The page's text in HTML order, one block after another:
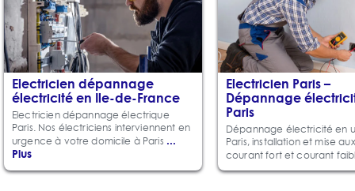
Electricien dépannage
électricité en Ile-de-France
Electricien dépannage électrique
Paris. Nos électriciens interviennent en
urgence à votre domicile à Paris ...
Plus
Electricien Paris –
Dépannage
Paris
Dépannage électricité en
Paris, installation et mise
courant fort et courant